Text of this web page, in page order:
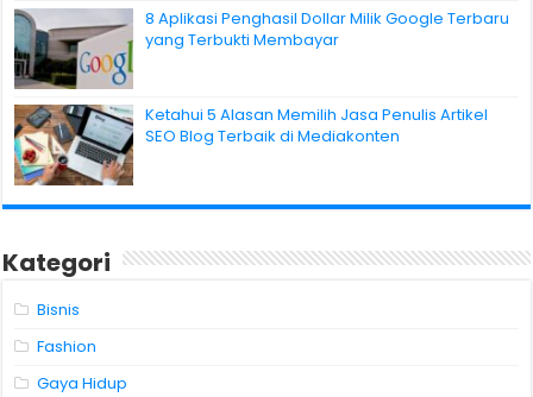
8 Aplikasi Penghasil Dollar Milik Google Terbaru
yang Terbukti Membayar
Ketahui 5 Alasan Memilih Jasa Penulis Artikel
SEO Blog Terbaik di Mediakonten
Kategori
Bisnis
Fashion
Gaya Hidup